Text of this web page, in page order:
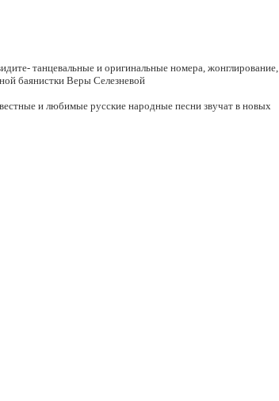
танцевальные и оригинальные номера, жонглирование,
баянистки Веры Селезневой
и любимые русские народные песни звучат в новых
на сцене единым действием, созданным с одной целью -